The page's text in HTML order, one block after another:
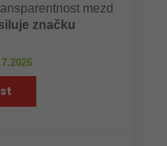
mezd
značku